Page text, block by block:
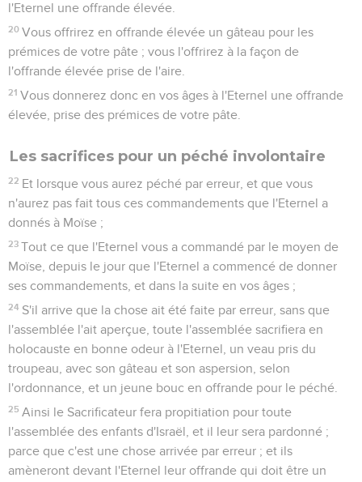
l'Eternel une offrande élevée.
20 Vous offrirez en offrande élevée un gâteau pour les
prémices de votre pâte ; vous l'offrirez à la façon de
l'offrande élevée prise de l'aire.
21 Vous donnerez donc en vos âges à l'Eternel une offrande
élevée, prise des prémices de votre pâte.
Les sacrifices pour un péché involontaire
22 Et lorsque vous aurez péché par erreur, et que vous
n'aurez pas fait tous ces commandements que l'Eternel a
donnés à Moïse ;
23 Tout ce que l'Eternel vous a commandé par le moyen de
Moïse, depuis le jour que l'Eternel a commencé de donner
ses commandements, et dans la suite en vos âges ;
24 S'il arrive que la chose ait été faite par erreur, sans que
l'assemblée l'ait aperçue, toute l'assemblée sacrifiera en
holocauste en bonne odeur à l'Eternel, un veau pris du
troupeau, avec son gâteau et son aspersion, selon
l'ordonnance, et un jeune bouc en offrande pour le péché.
25 Ainsi le Sacrificateur fera propitiation pour toute
l'assemblée des enfants d'Israël, et il leur sera pardonné ;
parce que c'est une chose arrivée par erreur ; et ils
amèneront devant l'Eternel leur offrande qui doit être un